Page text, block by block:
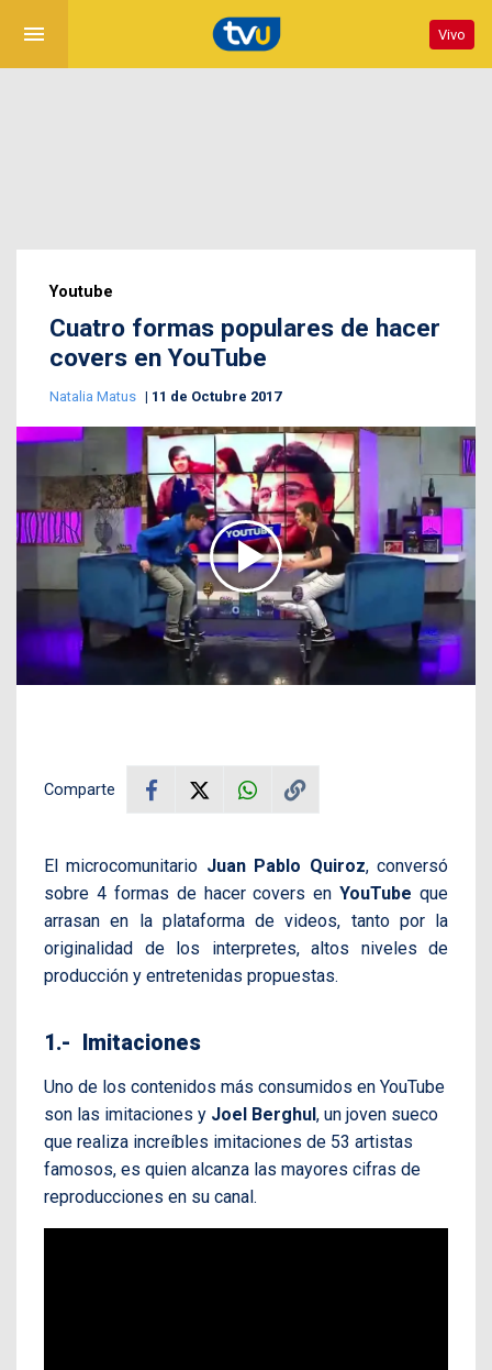
menu Vivo
Youtube
Cuatro formas populares de hacer
covers en YouTube
Natalia Matus 11 de Octubre 2017
Comparte
El microcomunitario Juan Pablo Quiroz, conversó
sobre 4 formas de hacer covers en YouTube que
arrasan en la plataforma de videos, tanto por la
originalidad de los interpretes, altos niveles de
producción y entretenidas propuestas.
1.- Imitaciones
Uno de los contenidos más consumidos en YouTube
son las imitaciones y Joel Berghul , un joven sueco
que realiza increíbles imitaciones de 53 artistas
famosos, es quien alcanza las mayores cifras de
reproducciones en su canal.